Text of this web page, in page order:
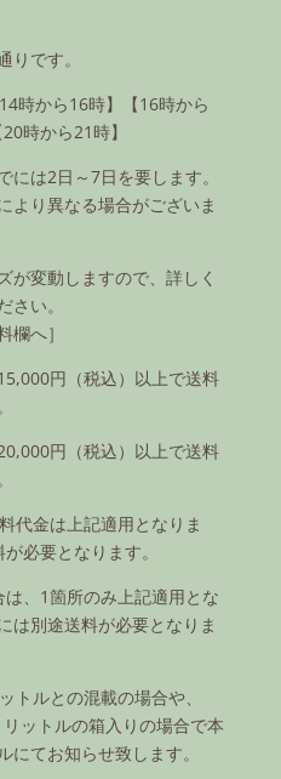
です。
時から16時】【16時から
時から21時】
には2日～7日を要します。
より異なる場合がございま
が変動しますので、詳しく
さい。
欄へ］
円（税込）以上で送料
円（税込）以上で送料
代金は上記適用となりま
必要となります。
、1箇所のみ上記適用とな
は別途送料が必要となりま
ルとの混載の場合や、
ットルの箱入りの場合で本
てお知らせ致します。